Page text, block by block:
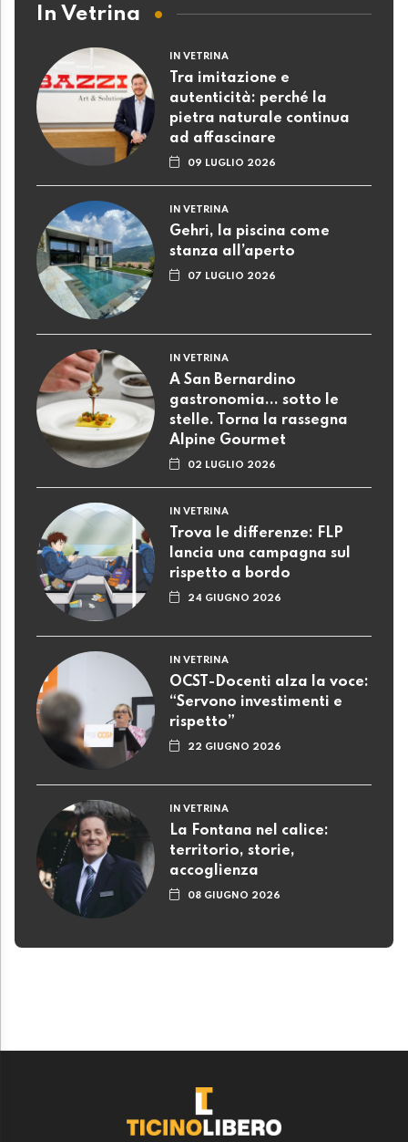
In Vetrina
IN VETRINA
Tra imitazione e
autenticità: perché la
pietra naturale continua
ad affascinare
09 LUGLIO 2026
IN VETRINA
Gehri, la piscina come
stanza all’aperto
07 LUGLIO 2026
IN VETRINA
A San Bernardino
gastronomia... sotto le
stelle. Torna la rassegna
Alpine Gourmet
02 LUGLIO 2026
IN VETRINA
Trova le differenze: FLP
lancia una campagna sul
rispetto a bordo
24 GIUGNO 2026
IN VETRINA
OCST-Docenti alza la voce:
“Servono investimenti e
rispetto”
22 GIUGNO 2026
IN VETRINA
La Fontana nel calice:
territorio, storie,
accoglienza
08 GIUGNO 2026